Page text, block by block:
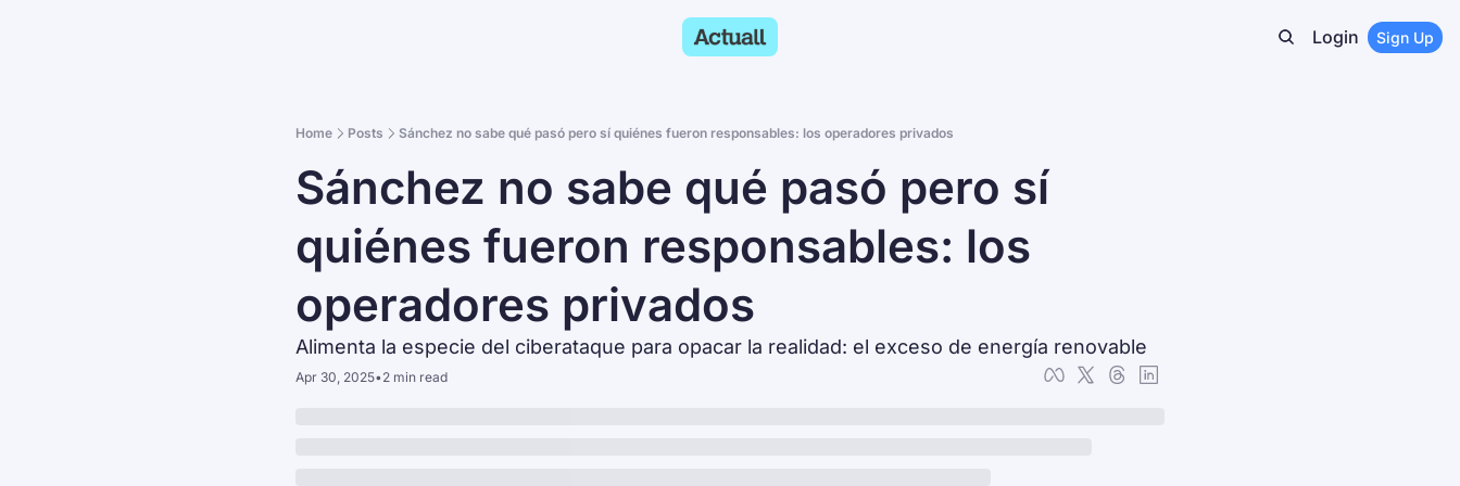
Login Sign Up
Home Posts Sánchez no sabe qué pasó pero sí quiénes fueron responsables: los operadores privados
Sánchez no sabe qué pasó pero sí
quiénes fueron responsables: los
operadores privados
Alimenta la especie del ciberataque para opacar la realidad: el exceso de energía renovable
Apr 30, 2025•2 min read